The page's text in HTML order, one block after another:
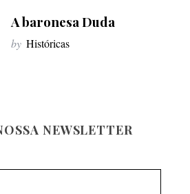
A baronesa Duda
by Históricas
NEWSLETTER